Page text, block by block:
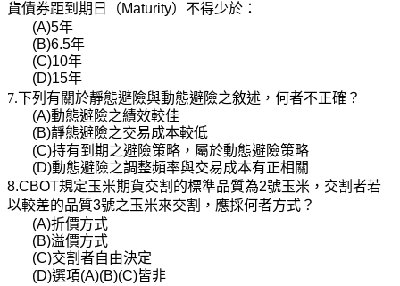
貨債券距到期日（Maturity）不得少於：
(A)5年
(B)6.5年
(C)10年
(D)15年
7.下列有關於靜態避險與動態避險之敘述，何者不正確？
(A)動態避險之績效較佳
(B)靜態避險之交易成本較低
(C)持有到期之避險策略，屬於動態避險策略
(D)動態避險之調整頻率與交易成本有正相關
8.CBOT規定玉米期貨交割的標準品質為2號玉米，交割者若
以較差的品質3號之玉米來交割，應採何者方式？
(A)折價方式
(B)溢價方式
(C)交割者自由決定
(D)選項(A)(B)(C)皆非